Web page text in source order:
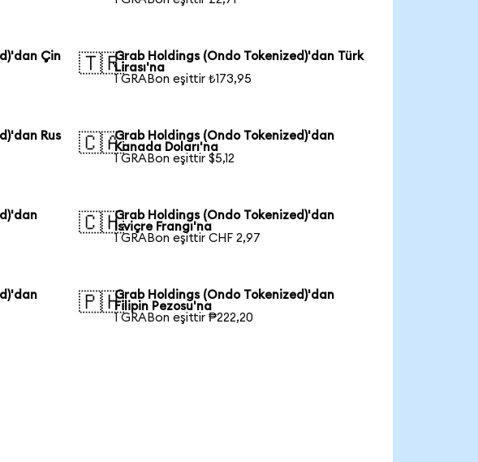
Çin
🇹🇷Grab Holdings (Ondo Tokenized)'dan Türk
Lirası'na
1 GRABon eşittir ₺173,95
Rus
🇨🇦Grab Holdings (Ondo Tokenized)'dan
Kanada Doları'na
1 GRABon eşittir $5,12
🇨🇭Grab Holdings (Ondo Tokenized)'dan
İsviçre Frangı'na
1 GRABon eşittir CHF 2,97
🇵🇭Grab Holdings (Ondo Tokenized)'dan
Filipin Pezosu'na
1 GRABon eşittir ₱222,20